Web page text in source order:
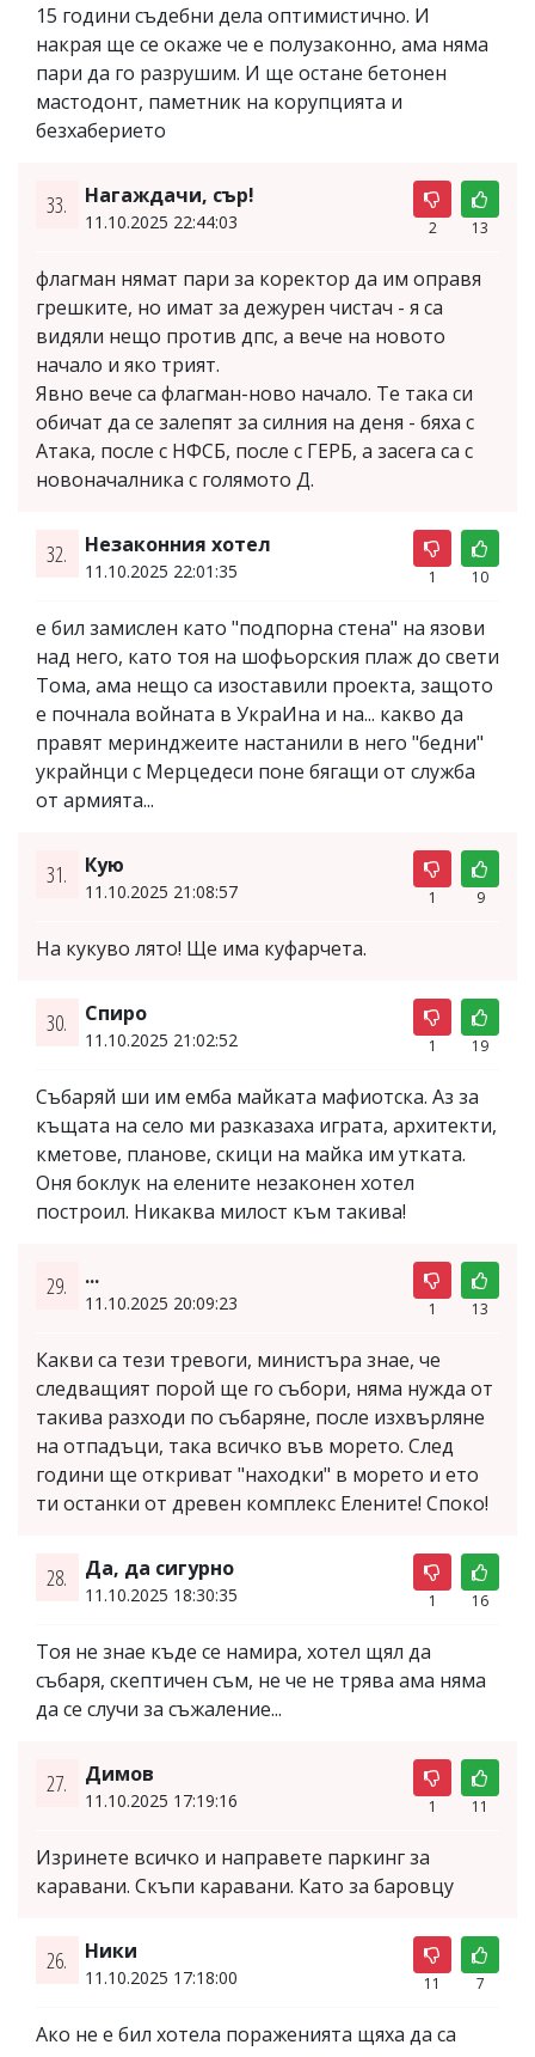
15 години съдебни дела оптимистично. И
накрая ще се окаже че е полузаконно, ама няма
пари да го разрушим. И ще остане бетонен
мастодонт, паметник на корупцията и
безхаберието
33. Нагаждачи, сър!
11.10.2025 22:44:03 2 13
флагман нямат пари за коректор да им оправя
грешките, но имат за дежурен чистач - я са
видяли нещо против дпс, а вече на новото
начало и яко трият.
Явно вече са флагман-ново начало. Те така си
обичат да се залепят за силния на деня - бяха с
Атака, после с НФСБ, после с ГЕРБ, а засега са с
новоначалника с голямото Д.
32. Незаконния хотел
11.10.2025 22:01:35 1 10
е бил замислен като "подпорна стена" на язови
над него, като тоя на шофьорския плаж до свети
Тома, ама нещо са изоставили проекта, защото
е почнала войната в УкраИна и на... какво да
правят меринджеите настанили в него "бедни"
украйнци с Мерцедеси поне бягащи от служба
от армията...
31. Кую
11.10.2025 21:08:57 1 9
На кукуво лято! Ще има куфарчета.
30. Спиро
11.10.2025 21:02:52 1 19
Събаряй ши им емба майката мафиотска. Аз за
къщата на село ми разказаха играта, архитекти,
кметове, планове, скици на майка им утката.
Оня боклук на елените незаконен хотел
построил. Никаква милост към такива!
29. ...
11.10.2025 20:09:23 1 13
Какви са тези тревоги, министъра знае, че
следващият порой ще го събори, няма нужда от
такива разходи по събаряне, после изхвърляне
на отпадъци, така всичко във морето. След
години ще откриват "находки" в морето и ето
ти останки от древен комплекс Елените! Споко!
28. Да, да сигурно
11.10.2025 18:30:35 1 16
Тоя не знае къде се намира, хотел щял да
събаря, скептичен съм, не че не трява ама няма
да се случи за съжаление...
27. Димов
11.10.2025 17:19:16 1 11
Изринете всичко и направете паркинг за
каравани. Скъпи каравани. Като за баровцу
26. Ники
11.10.2025 17:18:00 11 7
Ако не е бил хотела пораженията щяха да са